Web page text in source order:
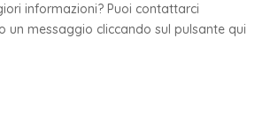
informazioni? Puoi contattarci
un messaggio cliccando sul pulsante qui